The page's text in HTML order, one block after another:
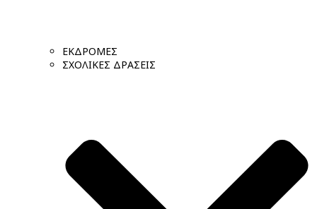
ΕΚΔΡΟΜΕΣ
ΣΧΟΛΙΚΕΣ ΔΡΑΣΕΙΣ